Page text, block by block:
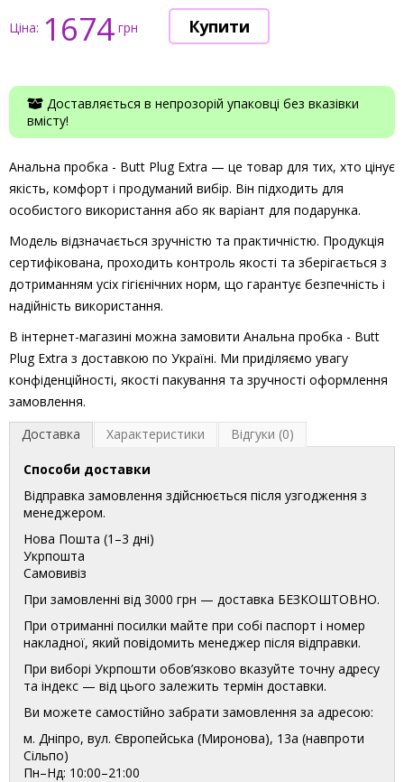
Ціна: 1674 грн
Доставляється в непрозорій упаковці без вказівки
вмісту!
Анальна пробка - Butt Plug Extra — це товар для тих, хто цінує
якість, комфорт і продуманий вибір. Він підходить для
особистого використання або як варіант для подарунка.
Модель відзначається зручністю та практичністю. Продукція
сертифікована, проходить контроль якості та зберігається з
дотриманням усіх гігієнічних норм, що гарантує безпечність і
надійність використання.
В інтернет-магазині можна замовити Анальна пробка - Butt
Plug Extra з доставкою по Україні. Ми приділяємо увагу
конфіденційності, якості пакування та зручності оформлення
замовлення.
Доставка
Характеристики Відгуки (0)
Способи доставки
Відправка замовлення здійснюється після узгодження з
менеджером.
Нова Пошта (1–3 дні)
Укрпошта
Самовивіз
При замовленні від 3000 грн — доставка БЕЗКОШТОВНО.
При отриманні посилки майте при собі паспорт і номер
накладної, який повідомить менеджер після відправки.
При виборі Укрпошти обов’язково вказуйте точну адресу
та індекс — від цього залежить термін доставки.
Ви можете самостійно забрати замовлення за адресою:
м. Дніпро, вул. Європейська (Миронова), 13а (навпроти
Сільпо)
Пн–Нд: 10:00–21:00